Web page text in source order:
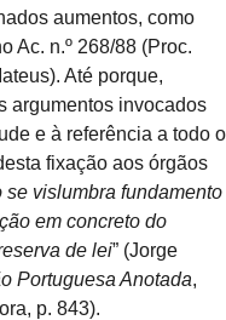
aumentos, como
Ac. n.º 268/88 (Proc.
Até porque,
argumentos invocados
e à referência a todo o
fixação aos órgãos
se vislumbra fundamento
em concreto do
de lei” (Jorge
Portuguesa Anotada,
p. 843).